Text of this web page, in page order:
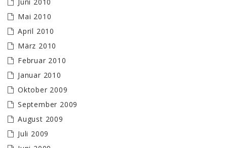
Mai 2010
April 2010
März 2010
Februar 2010
Januar 2010
Oktober 2009
September 2009
August 2009
Juli 2009